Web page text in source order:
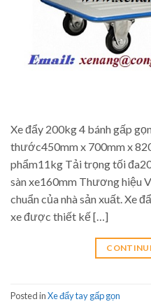
Xe đẩy 200kg 4 bánh gấp
thước450mm x 700mm x
phẩm11kg Tải trọng tối
sàn xe160mm Thương hiệu
chuẩn của nhà sản xuất. Xe
xe được thiết kế […]
Posted inXe đẩy tay gấp gọn